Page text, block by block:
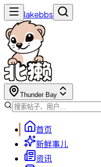
lakebbs
Thunder Bay
首页
新鲜事儿
资讯